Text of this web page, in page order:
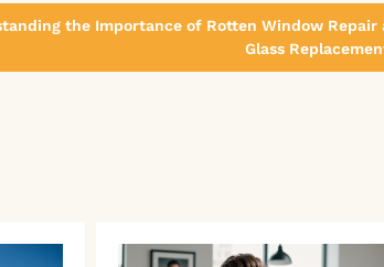
the Importance of Rotten Window Repair
Glass